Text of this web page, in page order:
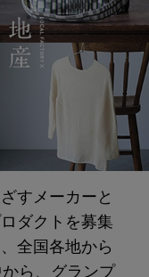
すメーカーと
ダクトを募集
全国各地から
ら、グランプ